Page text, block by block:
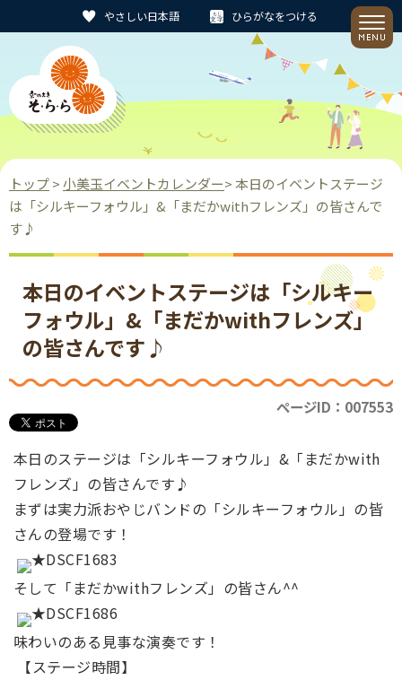
やさしい日本語 ひらがなをつける
トップ> 小美玉イベントカレンダー> 本日のイベントステージ
は「シルキーフォウル」&「まだかwithフレンズ」の皆さんで
す♪
本日のイベントステージは「シルキー
フォウル」&「まだかwithフレンズ」
の皆さんです♪
ページID：007553
本日のステージは「シルキーフォウル」&「まだかwith
フレンズ」の皆さんです♪
まずは実力派おやじバンドの「シルキーフォウル」の皆
さんの登場です！
そして「まだかwithフレンズ」の皆さん^^
味わいのある見事な演奏です！
【ステージ時間】